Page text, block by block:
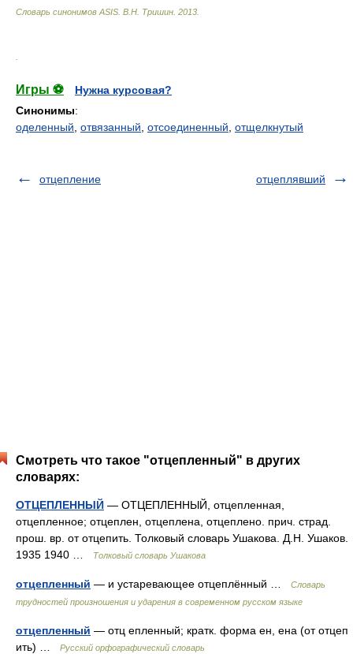
Словарь синонимов ASIS. В.Н. Тришин 2013
Игры ⚽
Нужна курсовая?
Синонимы:
оделенный отвязанный отсоединенный отщелкнутый
отцепление отцеплявший
Смотреть что такое "отцепленный" в других
словарях:
ОТЦЕПЛЕННЫЙ — ОТЦЕПЛЕННЫЙ, отцепленная,
отцепленное; отцеплен, отцеплена, отцеплено. прич. страд.
прош. вр. от отцепить. Толковый словарь Ушакова. Д.Н. Ушаков.
1935 1940 …
Толковый словарь Ушакова
отцепленный — и устаревающее отцеплённый …
Словарь
трудностей произношения и ударения в современном русском языке
отцепленный — отц епленный; кратк. форма ен, ена (от отцеп
ить) …
Русский орфографический словарь